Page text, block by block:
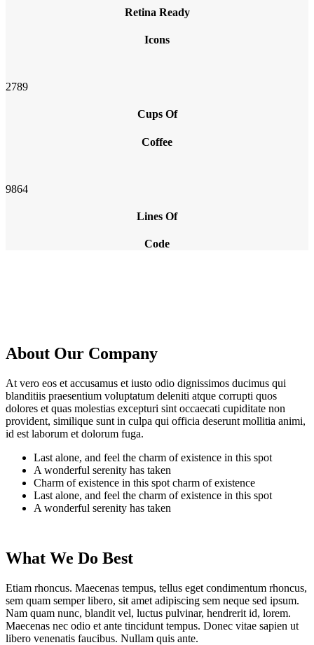
Retina Ready
Icons
2789
Cups Of
Coffee
9864
Lines Of
Code
About Our Company
At vero eos et accusamus et iusto odio dignissimos ducimus qui
blanditiis praesentium voluptatum deleniti atque corrupti quos
dolores et quas molestias excepturi sint occaecati cupiditate non
provident, similique sunt in culpa qui officia deserunt mollitia animi,
id est laborum et dolorum fuga.
Last alone, and feel the charm of existence in this spot
A wonderful serenity has taken
Charm of existence in this spot charm of existence
Last alone, and feel the charm of existence in this spot
A wonderful serenity has taken
What We Do Best
Etiam rhoncus. Maecenas tempus, tellus eget condimentum rhoncus,
sem quam semper libero, sit amet adipiscing sem neque sed ipsum.
Nam quam nunc, blandit vel, luctus pulvinar, hendrerit id, lorem.
Maecenas nec odio et ante tincidunt tempus. Donec vitae sapien ut
libero venenatis faucibus. Nullam quis ante.